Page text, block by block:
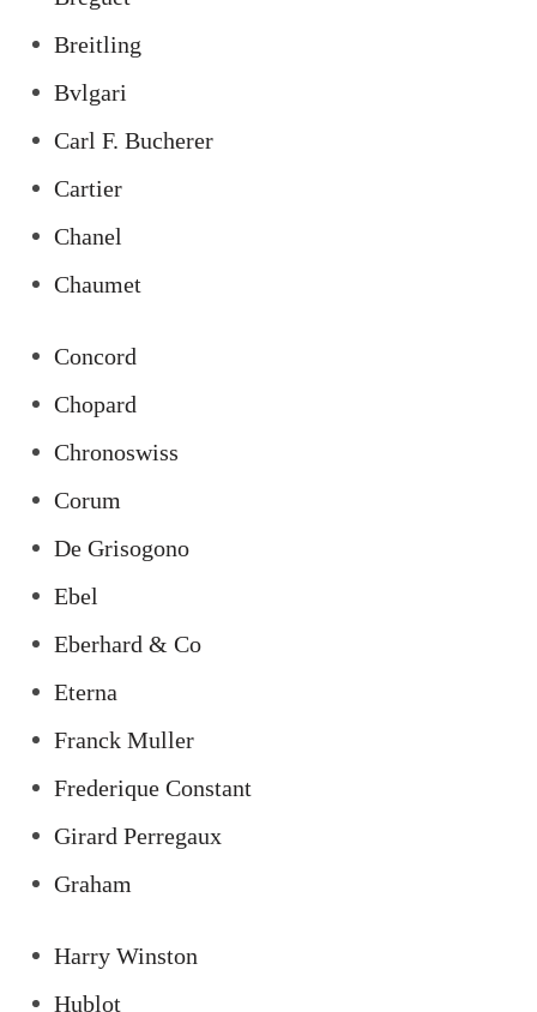
Breitling
Bvlgari
Carl F. Bucherer
Cartier
Chanel
Chaumet
Concord
Chopard
Chronoswiss
Corum
De Grisogono
Ebel
Eberhard & Co
Eterna
Franck Muller
Frederique Constant
Girard Perregaux
Graham
Harry Winston
Hublot